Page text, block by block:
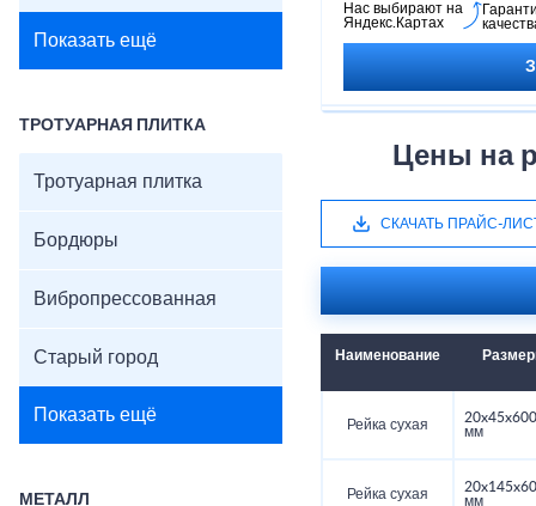
Показать ещё
ТРОТУАРНАЯ ПЛИТКА
Тротуарная плитка
Бордюры
Вибропрессованная
Старый город
Показать ещё
МЕТАЛЛ
Немаловажное место
производным. Особым
Нас выбирают на
Яндекс.Картах
Цены на
СКАЧАТЬ ПРАЙС-
Наименование
Рейка сухая
мм
Рейка сухая
мм